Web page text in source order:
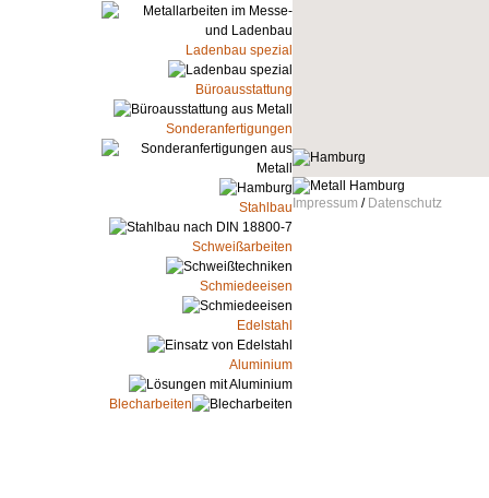
Ladenbau spezial
Büroausstattung
Sonderanfertigungen
Stahlbau
Schweißarbeiten
Schmiedeeisen
Edelstahl
Aluminium
Blecharbeiten
Impressum / Datenschutz